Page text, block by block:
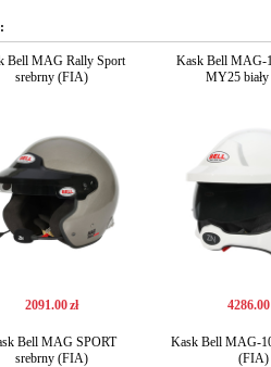
Bell MAG Rally Sport
srebrny (FIA)
2091.00zł
Kask Bell MAG-
MY25
4286.00
Bell MAG SPORT
srebrny (FIA)
Kask Bell MAG-
(FIA)